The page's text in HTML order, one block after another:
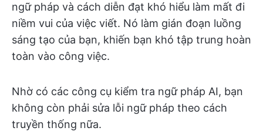
ngữ pháp và cách diễn đạt khó hiểu làm mất đi
niềm vui của việc viết. Nó làm gián đoạn luồng
sáng tạo của bạn, khiến bạn khó tập trung hoàn
toàn vào công việc.
Nhờ có các công cụ kiểm tra ngữ pháp AI, bạn
không còn phải sửa lỗi ngữ pháp theo cách
truyền thống nữa.